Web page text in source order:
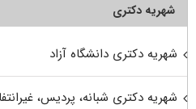
شهریه دکتری
شهریه دکتری دانشگاه آزاد
شهریه دکتری شبانه، پردیس،